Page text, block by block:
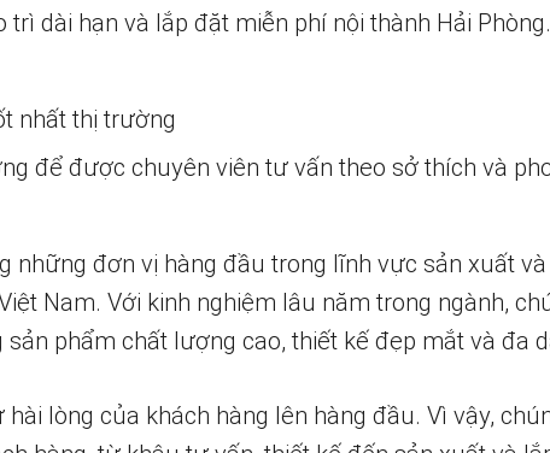
trì dài hạn và lắp đặt miễn phí nội thành Hải Phòng.
nhất thị trường
để được chuyên viên tư vấn theo sở thích và
những đơn vị hàng đầu trong lĩnh vực sản xuất
Nam. Với kinh nghiệm lâu năm trong ngành,
phẩm chất lượng cao, thiết kế đẹp mắt và đa
lòng của khách hàng lên hàng đầu. Vì vậy,